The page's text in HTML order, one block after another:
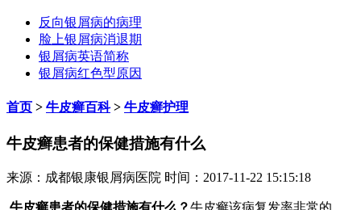
反向银屑病的病理
脸上银屑病消退期
银屑病英语简称
银屑病红色型原因
首页 > 牛皮癣百科> 牛皮癣护理
牛皮癣患者的保健措施有什么
来源：成都银康银屑病医院 时间：2017-11-22 15:15:18
牛皮癣患者的保健措施有什么？牛皮癣该病复发率非常的